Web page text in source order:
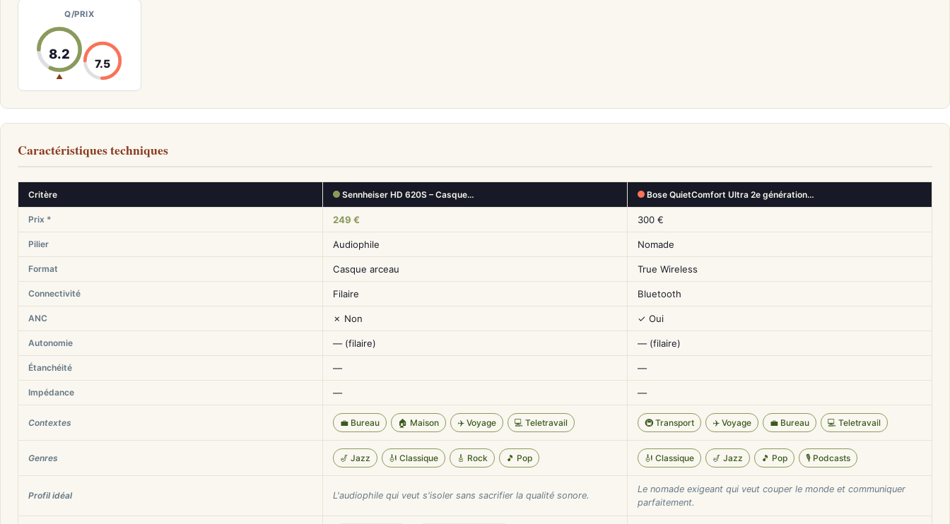
Q/PRIX
8.2
▲
7.5
Caractéristiques techniques
Critère Sennheiser HD 620S – Casque… Bose QuietComfort Ultra 2e génération…
Prix * 249 € 300 €
Pilier Audiophile Nomade
Format Casque arceau True Wireless
Connectivité Filaire Bluetooth
ANC ✗ Non ✓ Oui
Autonomie — (filaire) — (filaire)
Étanchéité — —
Impédance — —
Contextes 💼 Bureau 🏠 Maison ✈️ Voyage 💻 Teletravail 🚇 Transport ✈️ Voyage 💼 Bureau 💻 Teletravail
Genres 🎷 Jazz 🎻 Classique 🎸 Rock 🎵 Pop 🎻 Classique 🎷 Jazz 🎵 Pop 🎙️ Podcasts
Profil idéal L'audiophile qui veut s'isoler sans sacrifier la qualité sonore.
Le nomade exigeant qui veut couper le monde et communiquer
parfaitement.